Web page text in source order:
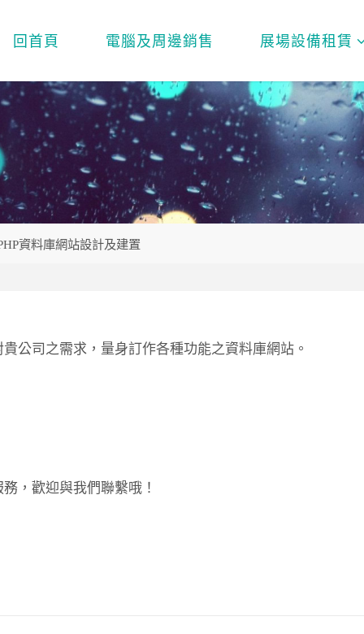
回首頁 電腦及周邊銷售 展場設備租賃
資料庫網站設計及建置
公司之需求，量身訂作各種功能之資料庫網站。
，歡迎與我們聯繫哦！